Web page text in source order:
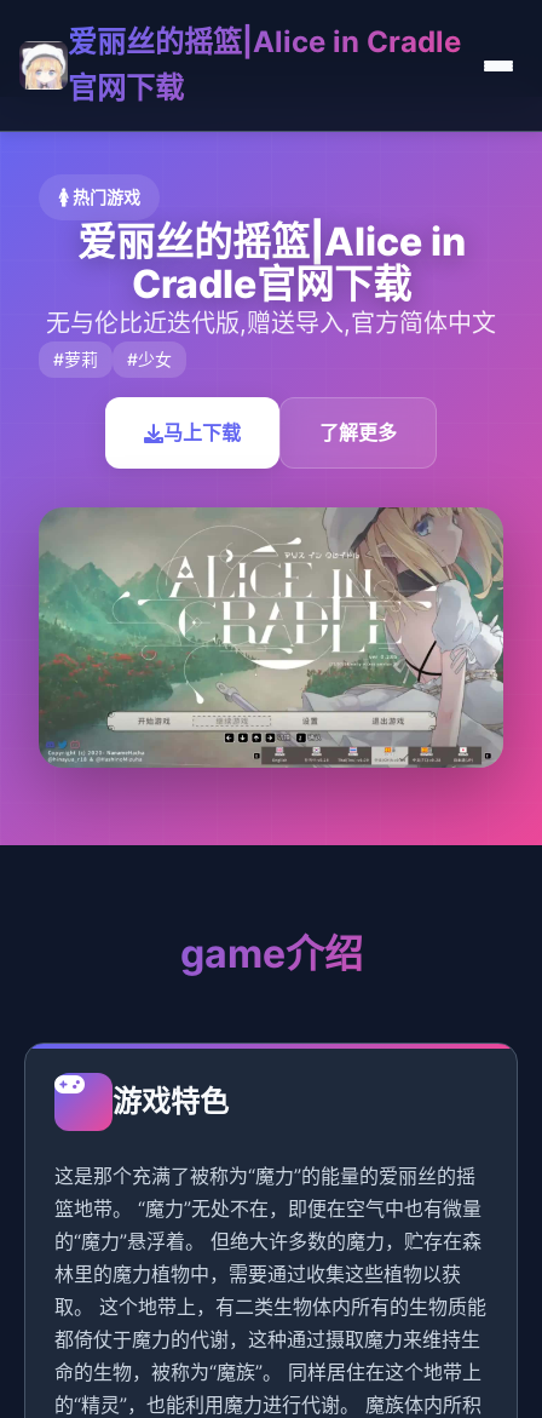
爱丽丝的摇篮|Alice in Cradle
官网下载
🚺 热门游戏
爱丽丝的摇篮|Alice in
Cradle官网下载
无与伦比近迭代版,赠送导入,官方简体中文
#萝莉 #少女
马上下载 了解更多
game介绍
游戏特色
这是那个充满了被称为“魔力”的能量的爱丽丝的摇
篮地带。 “魔力”无处不在，即便在空气中也有微量
的“魔力”悬浮着。 但绝大许多数的魔力，贮存在森
林里的魔力植物中，需要通过收集这些植物以获
取。 这个地带上，有二类生物体内所有的生物质能
都倚仗于魔力的代谢，这种通过摄取魔力来维持生
命的生物，被称为“魔族”。 同样居住在这个地带上
的“精灵”，也能利用魔力进行代谢。 魔族体内所积